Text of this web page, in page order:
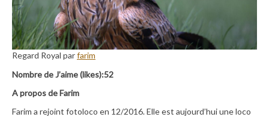
Regard Royal parfarim
Nombre de J’aime (likes):52
A propos de Farim
Farim a rejoint fotoloco en 12/2016. Elle est aujourd’hui une loco